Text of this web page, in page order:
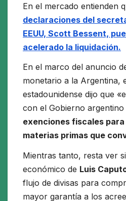
En el mercado entienden
declaraciones del
EEUU, Scott Bessent,
acelerado la liquidación.
En el marco del anuncio
monetario a la Argentina,
estadounidense dijo que
con el Gobierno
exenciones fiscales
materias primas que
Mientras tanto, resta ver
económico de Luis
flujo de divisas para
mayor garantía a los